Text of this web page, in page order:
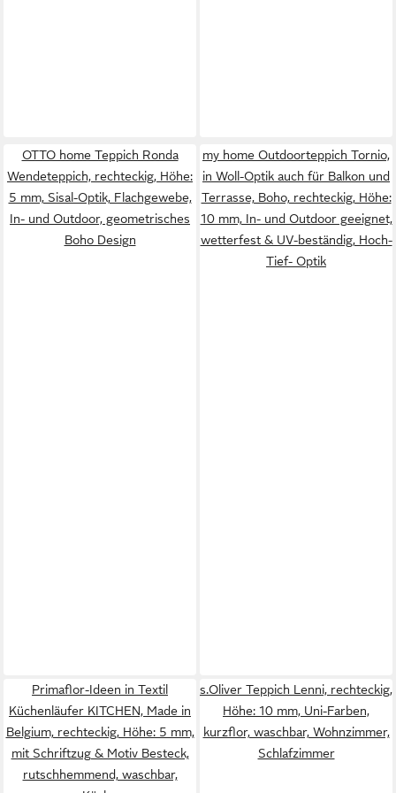
OTTO home Teppich Ronda
Wendeteppich, rechteckig, Höhe:
5 mm, Sisal-Optik, Flachgewebe,
In- und Outdoor, geometrisches
Boho Design
my home Outdoorteppich Tornio,
in Woll-Optik auch für Balkon und
Terrasse, Boho, rechteckig, Höhe:
10 mm, In- und Outdoor geeignet,
wetterfest & UV-beständig, Hoch-
Tief- Optik
Primaflor-Ideen in Textil
Küchenläufer KITCHEN, Made in
Belgium, rechteckig, Höhe: 5 mm,
mit Schriftzug & Motiv Besteck,
rutschhemmend, waschbar,
s.Oliver Teppich Lenni, rechteckig,
Höhe: 10 mm, Uni-Farben,
kurzflor, waschbar, Wohnzimmer,
Schlafzimmer